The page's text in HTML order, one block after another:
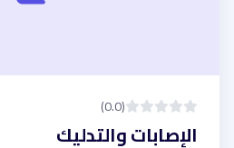
(0.0)
الإصابات والتدليك